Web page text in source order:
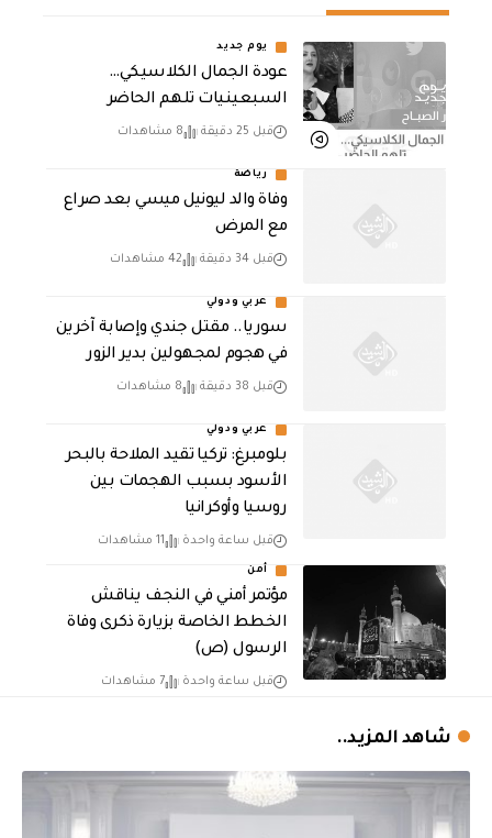
يوم جديد
عودة الجمال الكلاسيكي…
السبعينيات تلهم الحاضر
قبل 25 دقيقة 8 مشاهدات
رياضة
وفاة والد ليونيل ميسي بعد صراع
مع المرض
قبل 34 دقيقة 42 مشاهدات
عربي ودولي
سوريا.. مقتل جندي وإصابة آخرين
في هجوم لمجهولين بدير الزور
قبل 38 دقيقة 8 مشاهدات
عربي ودولي
بلومبرغ: تركيا تقيد الملاحة بالبحر
الأسود بسبب الهجمات بين
روسيا وأوكرانيا
قبل ساعة واحدة 11 مشاهدات
أمن
مؤتمر أمني في النجف يناقش
الخطط الخاصة بزيارة ذكرى وفاة
الرسول (ص)
قبل ساعة واحدة 7 مشاهدات
شاهد المزيد..